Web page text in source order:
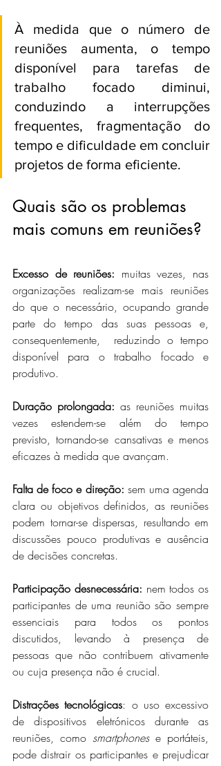
À medida que o número de
reuniões aumenta, o tempo
disponível para tarefas de
trabalho focado diminui,
conduzindo a interrupções
frequentes, fragmentação do
tempo e dificuldade em concluir
projetos de forma eficiente.
Quais são os problemas
mais comuns em reuniões?
Excesso de reuniões: muitas vezes, nas
organizações realizam-se mais reuniões
do que o necessário, ocupando grande
parte do tempo das suas pessoas e,
consequentemente,  reduzindo o tempo
disponível para o trabalho focado e
produtivo.
Duração prolongada: as reuniões muitas
vezes estendem-se além do tempo
previsto, tornando-se cansativas e menos
eficazes à medida que avançam.
Falta de foco e direção: sem uma agenda
clara ou objetivos definidos, as reuniões
podem tornar-se dispersas, resultando em
discussões pouco produtivas e ausência
de decisões concretas.
Participação desnecessária: nem todos os
participantes de uma reunião são sempre
essenciais para todos os pontos
discutidos, levando à presença de
pessoas que não contribuem ativamente
ou cuja presença não é crucial.
Distrações tecnológicas: o uso excessivo
de dispositivos eletrónicos durante as
reuniões, como smartphones e portáteis,
pode distrair os participantes e prejudicar